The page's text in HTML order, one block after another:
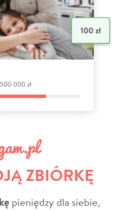
ZBIÓRKĘ
pieniędzy dla siebie,